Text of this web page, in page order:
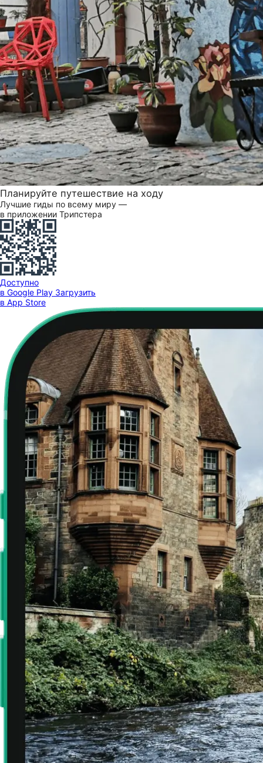
Планируйте путешествие на ходу
Лучшие гиды по всему миру —
в приложении Трипстера
Доступно
в Google Play Загрузить
в App Store